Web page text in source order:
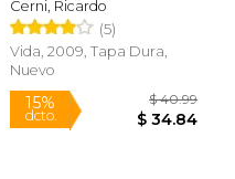
Pentateuco: 1
Cerni, Ricardo
(5)
Vida, 2009, Tapa Dura,
Nuevo